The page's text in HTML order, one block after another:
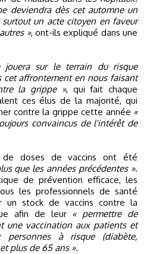
deviendra dès cet automne un
un acte citoyen en faveur
», ont-ils expliqué dans une
jouera sur le terrain du risque
cet affrontement en nous faisant
la grippe », qui fait chaque
ces élus de la majorité, qui
contre la grippe cette année «
convaincus de l'intérêt de
de doses de vaccins ont été
que les années précédentes ».
de prévention efficace, les
les professionnels de santé
un stock de vaccins contre la
afin de leur « permettre de
une vaccination aux patients et
personnes à risque (diabète,
plus de 65 ans ».